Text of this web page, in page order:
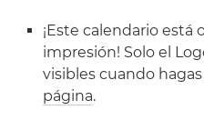
¡Este calendario está
impresión! Solo el
visibles cuando
página.